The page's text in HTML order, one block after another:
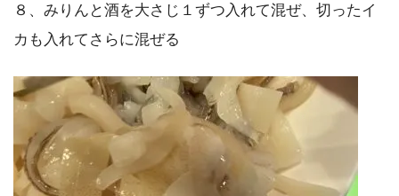
８、みりんと酒を大さじ１ずつ入れて混ぜ、切ったイ
カも入れてさらに混ぜる